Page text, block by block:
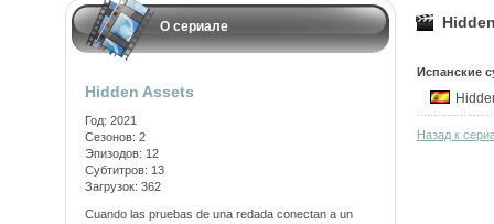
О сериале
Hidden Assets
Год: 2021
Сезонов: 2
Эпизодов: 12
Субтитров: 13
Загрузок: 362
Cuando las pruebas de una redada conectan a un
Испанские
Назад к